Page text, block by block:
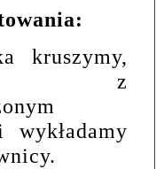
kruszymy,
z
wykładamy